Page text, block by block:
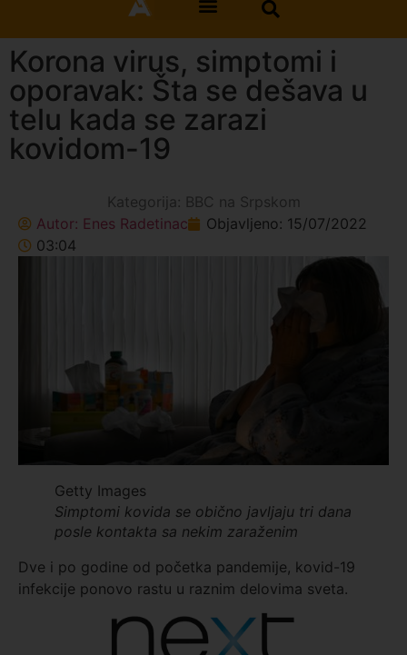
Korona virus, simptomi i
oporavak: Šta se dešava u
telu kada se zarazi
kovidom-19
Kategorija: BBC na Srpskom
Autor: Enes Radetinac Objavljeno: 15/07/2022
03:04
Getty Images
Simptomi kovida se obično javljaju tri dana
posle kontakta sa nekim zaraženim
Dve i po godine od početka pandemije, kovid-19
infekcije ponovo rastu u raznim delovima sveta.